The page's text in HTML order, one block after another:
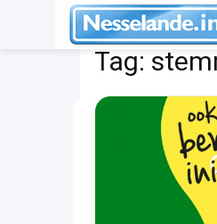
Tags Stemmen
Tag: